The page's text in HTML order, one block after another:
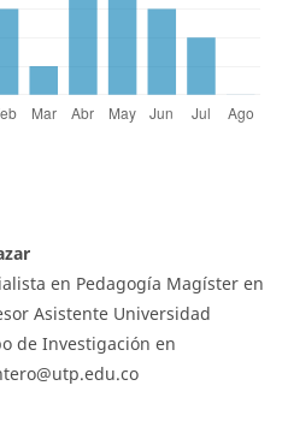
en Pedagogía Magíster en
Asistente Universidad
de Investigación en